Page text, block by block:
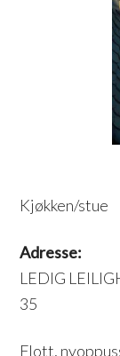
Kjøkken/stue
Adresse:
LEDIG
35
Flott,